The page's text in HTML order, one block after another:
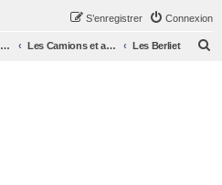
Connexion
S’enregistrer
LES VEHICULES MILITAIRES Les Camions et autres VLTT : Renault, Simca, Marmon, Saviem, Berliet, Sovamag, Land Rover, ... Les Berliet